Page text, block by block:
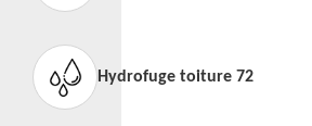
Hydrofuge toiture 72